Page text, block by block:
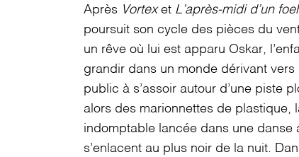
Après Vortexet L’après-midi d’un
poursuit son cycle des pièces du
un rêve où lui est apparu Oskar,
grandir dans un monde dérivant vers
public à s’assoir autour d’une piste
alors des marionnettes de plastique,
indomptable lancée dans une danse
s’enlacent au plus noir de la nuit.